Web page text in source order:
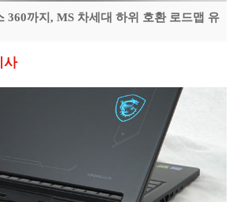
360까지, MS 차세대 하위 호환 로드맵 유
사